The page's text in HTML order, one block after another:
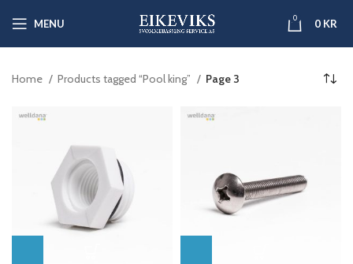
MENU 0 0 KR
Home Products tagged “Pool king” Page 3